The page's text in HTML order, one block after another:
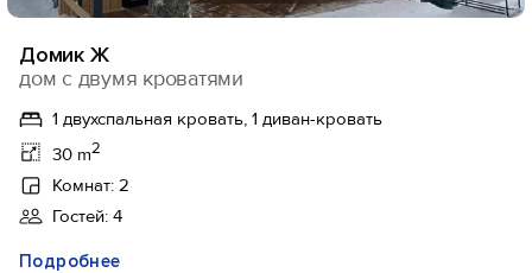
Домик Ж
дом с двумя кроватями
1 двухспальная кровать, 1 диван-кровать
30 m2
Комнат: 2
Гостей: 4
Подробнее